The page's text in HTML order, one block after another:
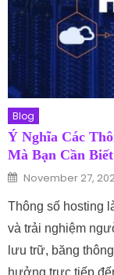
Blog
Ý Nghĩa Các
Mà Bạn Cần Biết
Posted on
November 27,
Thông số hosting
và trải nghiệm
lưu trữ, băng